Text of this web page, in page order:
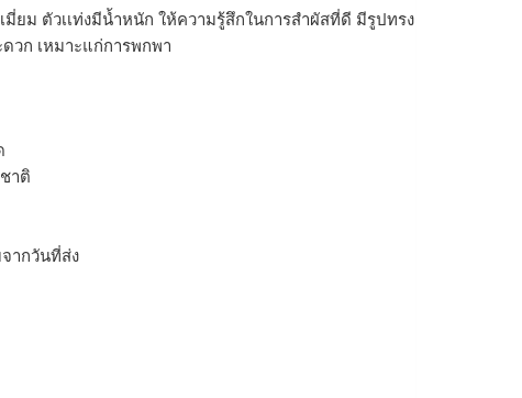
ยม ตัวเเท่งมีน้ำหนัก ให้ความรู้สึกในการสำผัสที่ดี มีรูปทรง
วก เหมาะแก่การพกพา
าติ
ากวันที่ส่ง